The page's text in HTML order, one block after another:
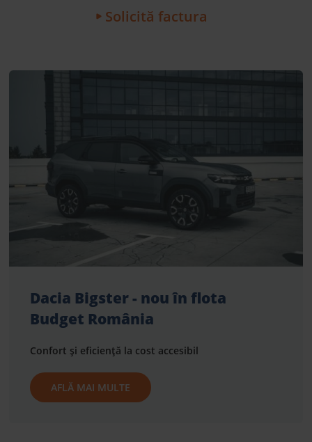
Solicită factura
Dacia Bigster - nou în flota
Budget România
Confort și eficiență la cost accesibil
AFLĂ MAI MULTE